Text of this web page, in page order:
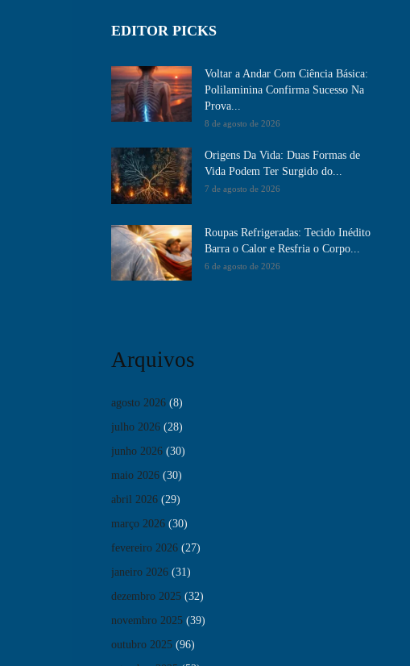
EDITOR PICKS
Voltar a Andar Com Ciência Básica:
Polilaminina Confirma Sucesso Na
Prova...
8 de agosto de 2026
Origens Da Vida: Duas Formas de
Vida Podem Ter Surgido do...
7 de agosto de 2026
Roupas Refrigeradas: Tecido Inédito
Barra o Calor e Resfria o Corpo...
6 de agosto de 2026
Arquivos
agosto 2026 (8)
julho 2026 (28)
junho 2026 (30)
maio 2026 (30)
abril 2026 (29)
março 2026 (30)
fevereiro 2026 (27)
janeiro 2026 (31)
dezembro 2025 (32)
novembro 2025 (39)
outubro 2025 (96)